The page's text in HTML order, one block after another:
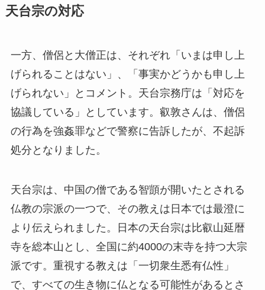
天台宗の対応
一方、僧侶と大僧正は、それぞれ「いまは申し上
げられることはない」、「事実かどうかも申し上
げられない」とコメント。天台宗務庁は「対応を
協議している」としています。叡敦さんは、僧侶
の行為を強姦罪などで警察に告訴したが、不起訴
処分となりました。
天台宗は、中国の僧である智顗が開いたとされる
仏教の宗派の一つで、その教えは日本では最澄に
より伝えられました。日本の天台宗は比叡山延暦
寺を総本山とし、全国に約4000の末寺を持つ大宗
派です。重視する教えは「一切衆生悉有仏性」
で、すべての生き物に仏となる可能性があるとさ